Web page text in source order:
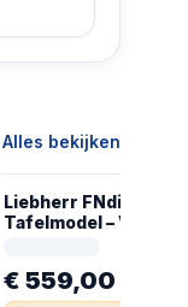
Alles bekijken
Liebherr FNdi 1624-
Tafelmodel – Vriezer
€ 559,00